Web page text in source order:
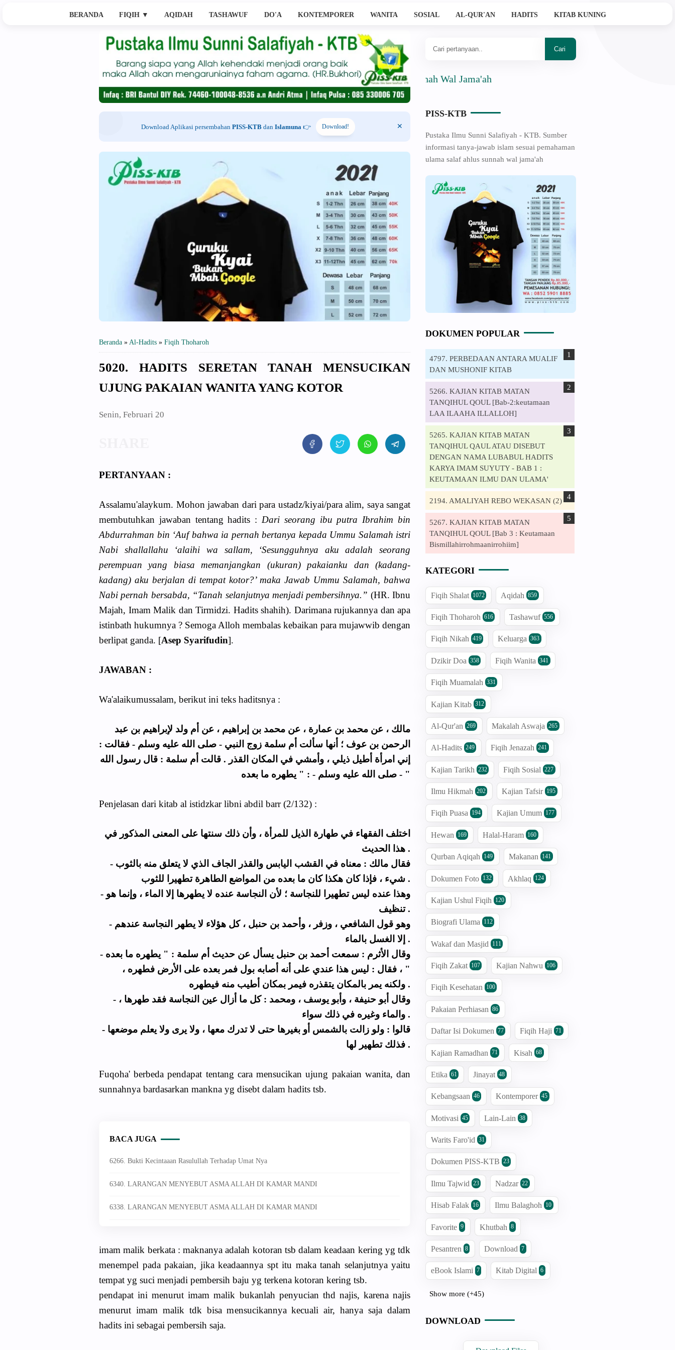
BERANDA FIQIH ▼ AQIDAH TASHAWUF DO'A KONTEMPORER WANITA SOSIAL AL-QUR'AN HADITS KITAB KUNING
Download Aplikasi persembahan PISS-KTBdan Islamuna 👉 Download!
Beranda » Al-Hadits » Fiqih Thoharoh
5020. HADITS SERETAN TANAH MENSUCIKAN
UJUNG PAKAIAN WANITA YANG KOTOR
Senin, Februari 20
PERTANYAAN :
Assalamu'alaykum. Mohon jawaban dari para ustadz/kiyai/para alim, saya sangat
membutuhkan jawaban tentang hadits : Dari seorang ibu putra Ibrahim bin
Abdurrahman bin ‘Auf bahwa ia pernah bertanya kepada Ummu Salamah istri
Nabi shallallahu ‘alaihi wa sallam, ‘Sesungguhnya aku adalah seorang
perempuan yang biasa memanjangkan (ukuran) pakaianku dan (kadang-
kadang) aku berjalan di tempat kotor?’ maka Jawab Ummu Salamah, bahwa
Nabi pernah bersabda, “Tanah selanjutnya menjadi pembersihnya.” (HR. Ibnu
Majah, Imam Malik dan Tirmidzi. Hadits shahih). Darimana rujukannya dan apa
istinbath hukumnya ? Semoga Alloh membalas kebaikan para mujawwib dengan
berlipat ganda. [Asep Syarifudin].
JAWABAN :
Wa'alaikumussalam, berikut ini teks haditsnya :
مالك ، عن محمد بن عمارة ، عن محمد بن إبراهيم ، عن أم ولد لإبراهيم بن عبد
الرحمن بن عوف ؛ أنها سألت أم سلمة زوج النبي - صلى الله عليه وسلم - فقالت :
إني امرأة أطيل ذيلي ، وأمشي في المكان القذر . قالت أم سلمة : قال رسول الله
- صلى الله عليه وسلم - : " يطهره ما بعده "
Penjelasan dari kitab al istidzkar libni abdil barr (2/132) :
اختلف الفقهاء في طهارة الذيل للمرأة ، وأن ذلك سنتها على المعنى المذكور في
هذا الحديث .
- فقال مالك : معناه في القشب اليابس والقذر الجاف الذي لا يتعلق منه بالثوب
شيء ، فإذا كان هكذا كان ما بعده من المواضع الطاهرة تطهيرا للثوب .
- وهذا عنده ليس تطهيرا للنجاسة ؛ لأن النجاسة عنده لا يطهرها إلا الماء ، وإنما هو
تنظيف .
- وهو قول الشافعي ، وزفر ، وأحمد بن حنبل ، كل هؤلاء لا يطهر النجاسة عندهم
إلا الغسل بالماء .
- وقال الأثرم : سمعت أحمد بن حنبل يسأل عن حديث أم سلمة : " يطهره ما بعده
" ، فقال : ليس هذا عندي على أنه أصابه بول فمر بعده على الأرض فطهره ،
ولكنه يمر بالمكان يتقذره فيمر بمكان أطيب منه فيطهره .
- وقال أبو حنيفة ، وأبو يوسف ، ومحمد : كل ما أزال عين النجاسة فقد طهرها ،
والماء وغيره في ذلك سواء .
- قالوا : ولو زالت بالشمس أو بغيرها حتى لا تدرك معها ، ولا يرى ولا يعلم موضعها
فذلك تطهير لها .
Fuqoha' berbeda pendapat tentang cara mensucikan ujung pakaian wanita, dan
sunnahnya bardasarkan mankna yg disebt dalam hadits tsb.
BACA JUGA
6266. Bukti Kecintaaan Rasulullah Terhadap Umat Nya
6340. LARANGAN MENYEBUT ASMA ALLAH DI KAMAR MANDI
6338. LARANGAN MENYEBUT ASMA ALLAH DI KAMAR MANDI
imam malik berkata : maknanya adalah kotoran tsb dalam keadaan kering yg tdk
menempel pada pakaian, jika keadaannya spt itu maka tanah selanjutnya yaitu
tempat yg suci menjadi pembersih baju yg terkena kotoran kering tsb.
pendapat ini menurut imam malik bukanlah penyucian thd najis, karena najis
menurut imam malik tdk bisa mensucikannya kecuali air, hanya saja dalam
hadits ini sebagai pembersih saja.
Ahlussunnah Wal Jama'ah
PISS-KTB
Pustaka Ilmu Sunni Salafiyah - KTB. Sumber
informasi tanya-jawab islam sesuai pemahaman
ulama salaf ahlus sunnah wal jama'ah
DOKUMEN POPULAR
4797. PERBEDAAN ANTARA MUALIF
DAN MUSHONIF KITAB
5266. KAJIAN KITAB MATAN
TANQIHUL QOUL [Bab-2:keutamaan
LAA ILAAHA ILLALLOH]
5265. KAJIAN KITAB MATAN
TANQIHUL QAUL ATAU DISEBUT
DENGAN NAMA LUBABUL HADITS
KARYA IMAM SUYUTY - BAB 1 :
KEUTAMAAN ILMU DAN ULAMA'
2194. AMALIYAH REBO WEKASAN (2)
5267. KAJIAN KITAB MATAN
TANQIHUL QOUL [Bab 3 : Keutamaan
Bismillahirrohmaanirrohiim]
KATEGORI
Fiqih Shalat 1072 Aqidah 859
Fiqih Thoharoh 616 Tashawuf 556
Fiqih Nikah 419 Keluarga 363
Dzikir Doa 358 Fiqih Wanita 341
Fiqih Muamalah 331
Kajian Kitab 312
Al-Qur'an 269 Makalah Aswaja 265
Al-Hadits 249 Fiqih Jenazah 241
Kajian Tarikh 232 Fiqih Sosial 227
Ilmu Hikmah 202 Kajian Tafsir 195
Fiqih Puasa 194 Kajian Umum 177
Hewan 169 Halal-Haram 160
Qurban Aqiqah 149 Makanan 141
Dokumen Foto 132 Akhlaq 124
Kajian Ushul Fiqih 120
Biografi Ulama 112
Wakaf dan Masjid 111
Fiqih Zakat 107 Kajian Nahwu 106
Fiqih Kesehatan 100
Pakaian Perhiasan 86
Daftar Isi Dokumen 77 Fiqih Haji 71
Kajian Ramadhan 71 Kisah 68
Etika 61 Jinayat 48
Kebangsaan 46 Kontemporer 45
Motivasi 45 Lain-Lain 38
Warits Faro'id 31
Dokumen PISS-KTB 23
Ilmu Tajwid 23 Nadzar 22
Hisab Falak 16 Ilmu Balaghoh 10
Favorite 9 Khutbah 8
Pesantren 8 Download 7
eBook Islami 7 Kitab Digital 6
Show more (+45)
DOWNLOAD